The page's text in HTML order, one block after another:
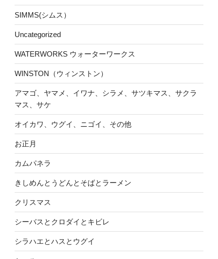
SIMMS(シムス）
Uncategorized
WATERWORKS ウォーターワークス
WINSTON（ウィンストン）
アマゴ、ヤマメ、イワナ、シラメ、サツキマス、サクラ
マス、サケ
オイカワ、ウグイ、ニゴイ、その他
お正月
カムパネラ
きしめんとうどんとそばとラーメン
クリスマス
シーバスとクロダイとキビレ
シラハエとハスとウグイ